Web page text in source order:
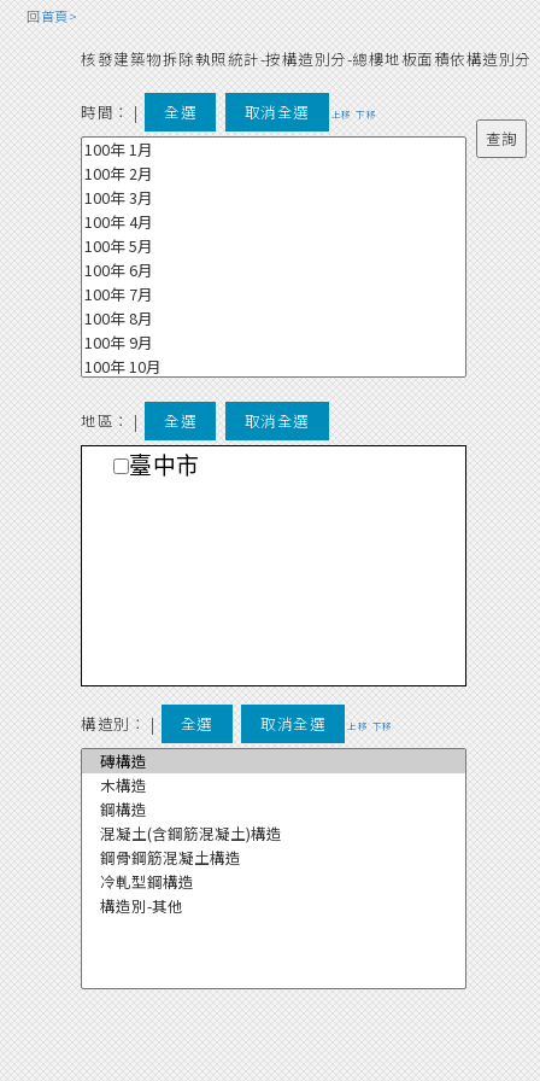
回首頁>
核發建築物拆除執照統計-按構造別分-總樓地板面積依構造別分
時間： | 全選 取消全選 上移 下移
地區： | 全選 取消全選
臺中市
構造別： | 全選 取消全選 上移 下移